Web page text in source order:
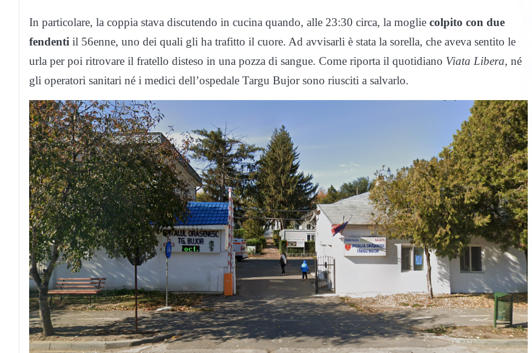
In particolare, la coppia stava discutendo in cucina quando, alle 23:30 circa, la moglie colpito con due
fendenti il 56enne, uno dei quali gli ha trafitto il cuore. Ad avvisarli è stata la sorella, che aveva sentito le
urla per poi ritrovare il fratello disteso in una pozza di sangue. Come riporta il quotidiano Viata Libera, né
gli operatori sanitari né i medici dell’ospedale Targu Bujor sono riusciti a salvarlo.